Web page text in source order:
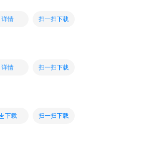
详情 扫一扫下载
详情 扫一扫下载
下载 扫一扫下载